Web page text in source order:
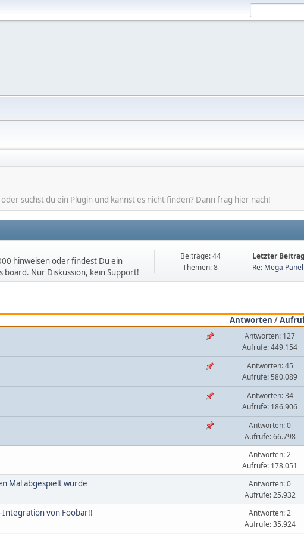
suchst du ein Plugin und kannst es nicht finden? Dann frag hier nach!
hinweisen oder findest Du ein
Nur Diskussion, kein Support!
Beiträge: 44
Themen: 8
Letzter
Re: Mega
Antworten /
Antworten: 127
Aufrufe: 449.154
Antworten: 45
Aufrufe: 580.089
Antworten: 34
Aufrufe: 186.906
Antworten: 0
Aufrufe: 66.798
Antworten: 2
Aufrufe: 178.051
Mal abgespielt wurde
Antworten: 0
Aufrufe: 25.932
von Foobar!!
Antworten: 2
Aufrufe: 35.924